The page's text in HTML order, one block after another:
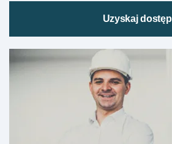
Uzyskaj dostęp